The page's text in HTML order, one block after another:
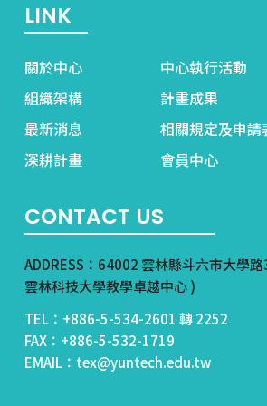
LINK
關於中心
中心執行活動
組織架構
計畫成果
最新消息
相關規定及申請
深耕計畫
會員中心
CONTACT US
ADDRESS：64002 雲林縣斗六市大學
雲林科技大學教學卓越中心 )
TEL：+886-5-534-2601 轉 2252
FAX：+886-5-532-1719
EMAIL：tex@yuntech.edu.tw